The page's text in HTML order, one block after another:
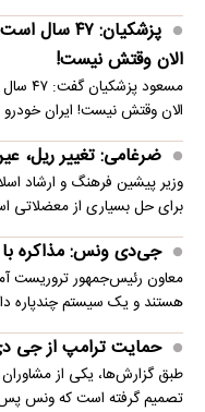
پزشکیان:
الان وقتش نیست!
الان وقتش نیست! ایران خودرو
ضرغامی: تغییر
وزیر پیشین فرهنگ و ارشاد
برای حل بسیاری از معضلاتی‌
جی‌دی ونس: مذاکره با
معاون رئیس‌جمهور تروریست
هستند و یک سیستم چندپاره
حمایت ترامپ از جی دی
طبق گزارش‌ها، یکی از
تصمیم گرفته است که ونس